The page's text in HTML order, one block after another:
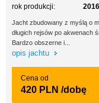
rok produkcji:
2016
Jacht zbudowany z myślą o
długich rejsów po akwenach
Bardzo obszerne i...
opis jachtu
Cena od
420 PLN /dobę